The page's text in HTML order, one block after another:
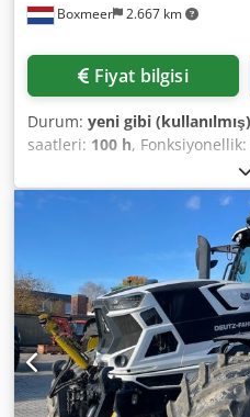
Boxmeer 2.667 km
Fiyat bilgisi
Durum: yeni gibi (kullanılmış)
saatleri: 100 h, Fonksiyonellik:
ağırlık:555 kg, soğutma tipi:
JD4045PWL Yıl: 2017 Seri
Motor Modeli: Turbo Stage III
(mm): 880 x 750 x 1070
1 Üretim yeri: Fransa
Manitou MLT840/1040
Dwedpjytf Rmefx Anxja